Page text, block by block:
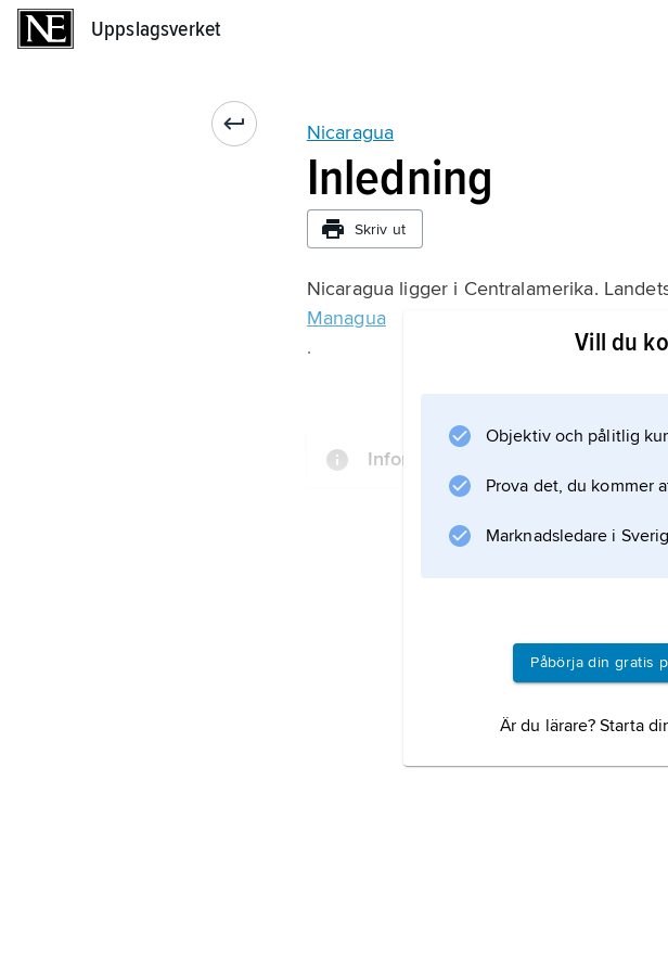
Uppslagsverket
Nicaragua
Inledning
Skriv ut
Nicaragua ligger i Centralamerika.
Managua
.
Information om artikeln
Vill du
Objektiv och pålitlig
Prova det, du kommer
Marknadsledare i
Påbörja din gratis
Är du lärare? Starta